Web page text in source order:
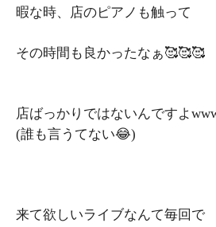
暇な時、店のピアノも触って
その時間も良かったなぁ🥰🥰🥰
店ばっかりではないんですよ
(誰も言うてない😂)
来て欲しいライブなんて毎回で